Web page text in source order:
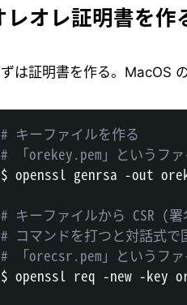
レオレ証明書を作
ずは証明書を作る。MacOS
# キーファイルを作る
# 「orekey.pem」というフ
$ openssl genrsa -out
# キーファイルから CSR (
# コマンドを打つと対話式で
# 「orecsr.pem」というファ
$ openssl req -new -key